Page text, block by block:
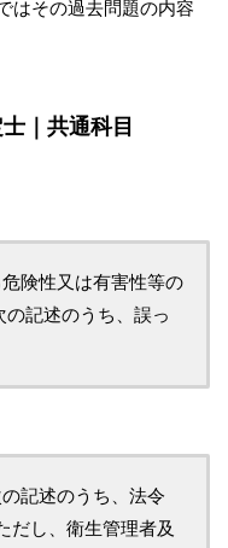
はその過去問題の内容
｜共通科目
険性又は有害性等の
記述のうち、誤っ
記述のうち、法令
だし、衛生管理者及